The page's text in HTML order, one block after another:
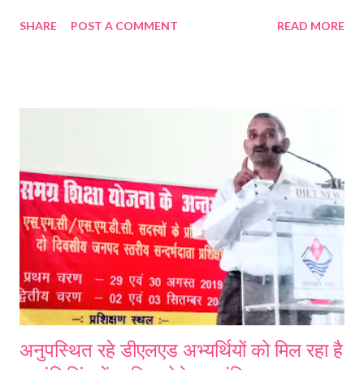
SHARE POST A COMMENT READ MORE
अनुपस्थित रहे डीएलएड अभ्यर्थियों को मिल रहा है